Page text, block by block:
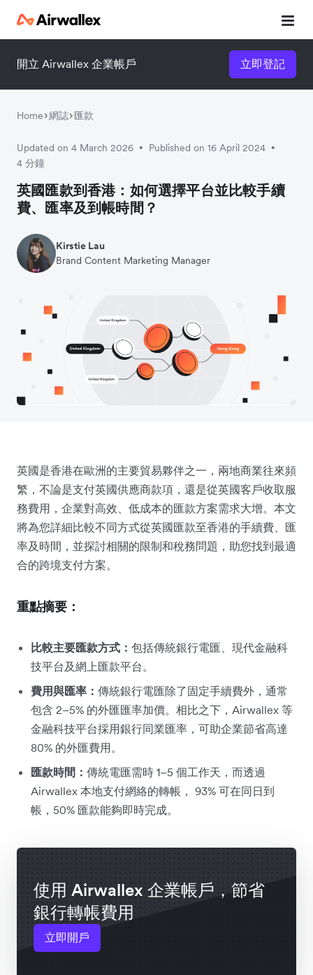
開立 Airwallex 企業帳戶 立即登記
Home 網誌 匯款
Updated on 4 March 2026 • Published on 16 April 2024 •
4 分鐘
英國匯款到香港：如何選擇平台並比較手續
費、匯率及到帳時間？
Kirstie Lau
Brand Content Marketing Manager
英國是香港在歐洲的主要貿易夥伴之一，兩地商業往來頻
繁，不論是支付英國供應商款項，還是從英國客戶收取服
務費用，企業對高效、低成本的匯款方案需求大增。本文
將為您詳細比較不同方式從英國匯款至香港的手續費、匯
率及時間，並探討相關的限制和稅務問題，助您找到最適
合的跨境支付方案。
重點摘要：
比較主要匯款方式： 包括傳統銀行電匯、現代金融科
技平台及網上匯款平台。
費用與匯率： 傳統銀行電匯除了固定手續費外，通常
包含 2–5% 的外匯匯率加價。相比之下，Airwallex 等
金融科技平台採用銀行同業匯率，可助企業節省高達
80% 的外匯費用。
匯款時間： 傳統電匯需時 1–5 個工作天，而透過
Airwallex 本地支付網絡的轉帳， 93% 可在同日到
帳，50% 匯款能夠即時完成。
使用 Airwallex 企業帳戶，節省
銀行轉帳費用
立即開戶
立即觀看 3 分鐘體驗短片
請填寫資料以觀體驗短片：